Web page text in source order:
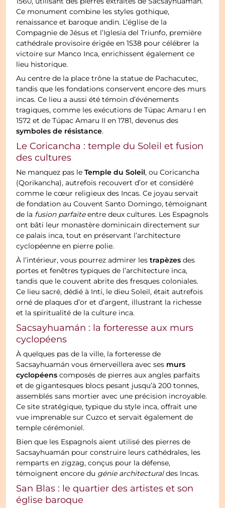
Ce monument combine les styles gothique,
renaissance et baroque andin. L’église de la
Compagnie de Jésus et l’Iglesia del Triunfo, première
cathédrale provisoire érigée en 1538 pour célébrer la
victoire sur Manco Inca, enrichissent également ce
lieu historique.
Au centre de la place trône la statue de Pachacutec,
tandis que les fondations conservent encore des murs
incas. Ce lieu a aussi été témoin d’événements
tragiques, comme les exécutions de Túpac Amaru I en
1572 et de Túpac Amaru II en 1781, devenus des
symboles de résistance.
Le Coricancha : temple du Soleil et fusion
des cultures
Ne manquez pas leTemple du Soleil, ou Coricancha
(Qorikancha), autrefois recouvert d’or et considéré
comme le cœur religieux des Incas. Ce joyau servait
de fondation au Couvent Santo Domingo, témoignant
de la fusion parfaiteentre deux cultures. Les Espagnols
ont bâti leur monastère dominicain directement sur
ce palais inca, tout en préservant l’architecture
cyclopéenne en pierre polie.
À l’intérieur, vous pourrez admirer lestrapèzes des
portes et fenêtres typiques de l’architecture inca,
tandis que le couvent abrite des fresques coloniales.
Ce lieu sacré, dédié à Inti, le dieu Soleil, était autrefois
orné de plaques d’or et d’argent, illustrant la richesse
et la spiritualité de la culture inca.
Sacsayhuamán : la forteresse aux murs
cyclopéens
À quelques pas de la ville, la forteresse de
Sacsayhuamán vous émerveillera avec ses murs
cyclopéens composés de pierres aux angles parfaits
et de gigantesques blocs pesant jusqu’à 200 tonnes,
assemblés sans mortier avec une précision incroyable.
Ce site stratégique, typique du style inca, offrait une
vue imprenable sur Cuzco et servait également de
temple cérémoniel.
Bien que les Espagnols aient utilisé des pierres de
Sacsayhuamán pour construire leurs cathédrales, les
remparts en zigzag, conçus pour la défense,
témoignent encore dugénie architecturaldes Incas.
San Blas : le quartier des artistes et son
église baroque